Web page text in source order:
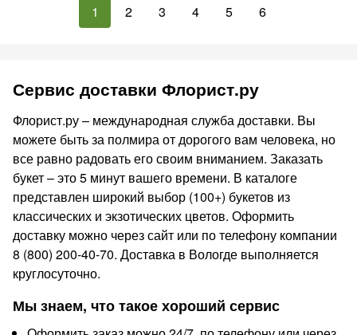
1 2 3 4 5 6
Сервис доставки Флорист.ру
Флорист.ру – международная служба доставки. Вы
можете быть за полмира от дорогого вам человека, но
все равно радовать его своим вниманием. Заказать
букет – это 5 минут вашего времени. В каталоге
представлен широкий выбор (100+) букетов из
классических и экзотических цветов. Оформить
доставку можно через сайт или по телефону компании
8 (800) 200-40-70. Доставка в Вологде выполняется
круглосуточно.
Мы знаем, что такое хороший сервис